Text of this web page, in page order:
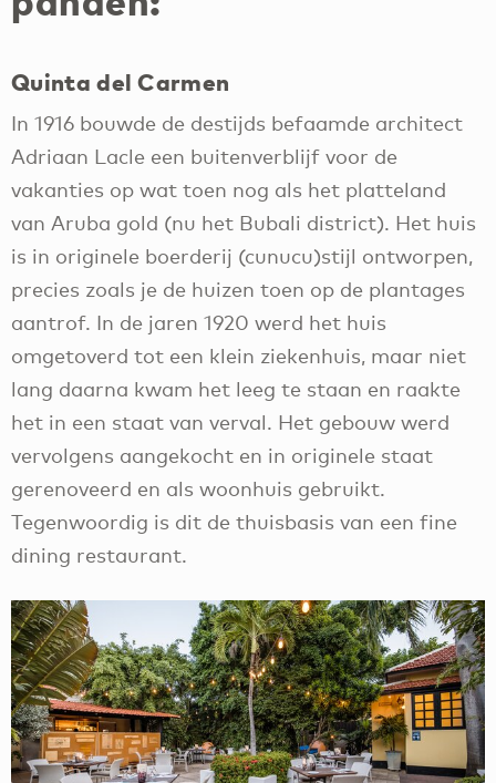
Quinta del Carmen
In 1916 bouwde de destijds befaamde architect
Adriaan Lacle een buitenverblijf voor de
vakanties op wat toen nog als het platteland
van Aruba gold (nu het Bubali district). Het huis
is in originele boerderij (cunucu)stijl ontworpen,
precies zoals je de huizen toen op de plantages
aantrof. In de jaren 1920 werd het huis
omgetoverd tot een klein ziekenhuis, maar niet
lang daarna kwam het leeg te staan en raakte
het in een staat van verval. Het gebouw werd
vervolgens aangekocht en in originele staat
gerenoveerd en als woonhuis gebruikt.
Tegenwoordig is dit de thuisbasis van een fine
dining restaurant.